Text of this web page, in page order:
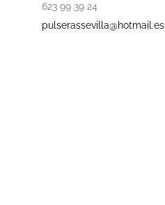
623 99 39 24
pulserassevilla@hotmail.es